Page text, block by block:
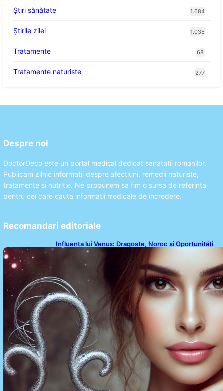
Ştiri sănătate 1.684
Știrile zilei 1.035
Tratamente 68
Tratamente naturiste 277
Despre noi
DoctorDeco este un portal medical dedicat sanatatii romanilor.
Publicam zilnic informatii despre afectiuni, remedii naturiste,
tratamente si nutritie. Ne propunem sa fim o sursa de referinta
pentru cei care cauta informatii medicale de incredere.
Recomandari editoriale
Influența lui Venus: Dragoste, Noroc și Oportunități
pentru Tauri și Balanțe în Weekendul 8-9 August